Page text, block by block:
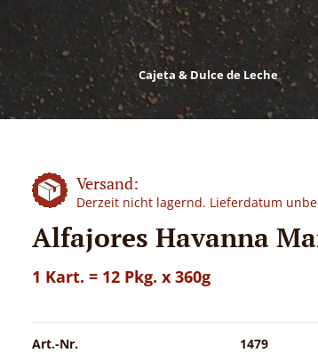
Cajeta & Dulce de Leche
Versand:
Derzeit nicht lagernd. Lieferdatum
Alfajores Havanna
1 Kart. = 12 Pkg. x 360g
Art.-Nr. 1479